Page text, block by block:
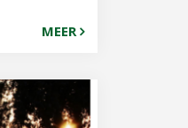
MEER